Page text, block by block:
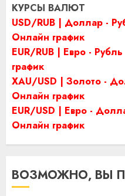
КУРСЫ ВАЛЮТ
USD/RUB | Доллар -
Онлайн график
EUR/RUB | Евро -
график
XAU/USD | Золото -
Онлайн график
EUR/USD | Евро -
Онлайн график
ВОЗМОЖНО, ВЫ